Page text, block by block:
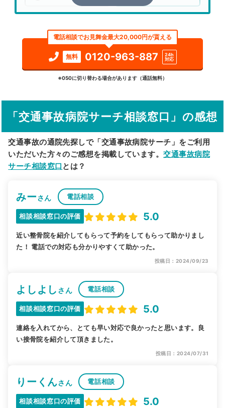
検索する
詳細条件で絞り込む
駅から探す 院名から探す
電話相談でお見舞金最大20,000円が貰える
無料 0120-963-887
24h
対応
※050に切り替わる場合があります（通話無料）
「交通事故病院サーチ相談窓口」の感想
交通事故の通院先探しで「交通事故病院サーチ」をご利用
いただいた方々のご感想を掲載しています。交通事故病院
サーチ相談窓口 とは？
みーさん 電話相談
相談相談窓口の評価 5.0
近い整骨院を紹介してもらって予約をしてもらって助かりまし
た！ 電話での対応も分かりやすくて助かった。
投稿日：2024/09/23
よしよし さん 電話相談
相談相談窓口の評価 5.0
連絡を入れてから、とても早い対応で良かったと思います。良
い接骨院を紹介して頂きました。
投稿日：2024/07/31
りーくんさん 電話相談
相談相談窓口の評価 5.0